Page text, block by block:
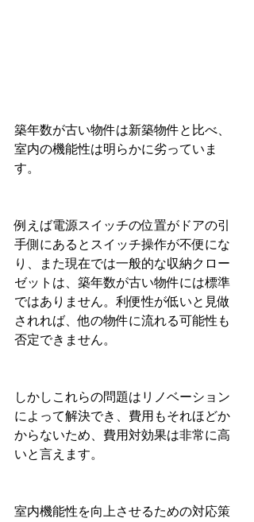
築年数が古い物件は新築物件と比べ、
室内の機能性は明らかに劣っていま
す。
例えば電源スイッチの位置がドアの引
手側にあるとスイッチ操作が不便にな
り、また現在では一般的な収納クロー
ゼットは、築年数が古い物件には標準
ではありません。利便性が低いと見做
されれば、他の物件に流れる可能性も
否定できません。
しかしこれらの問題はリノベーション
によって解決でき、費用もそれほどか
からないため、費用対効果は非常に高
いと言えます。
室内機能性を向上させるための対応策